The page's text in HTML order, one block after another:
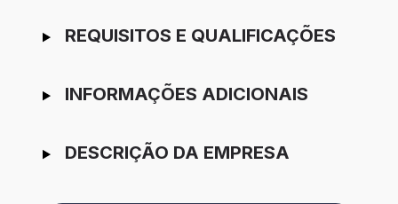
REQUISITOS E QUALIFICAÇÕES
INFORMAÇÕES ADICIONAIS
DESCRIÇÃO DA EMPRESA